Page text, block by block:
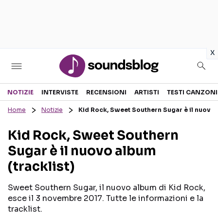
x
Sezioni
RECENSIONI MUSICALI
INTERVISTE
GOSSIP E CURIOSITÀ
TESTI CANZONI
TOUR ED EVENTI
NOTIZIE INTERVISTE RECENSIONI ARTISTI TESTI CANZONI
Home Notizie Kid Rock, Sweet Southern Sugar è il
Kid Rock, Sweet Southern
Sugar è il nuovo album
(tracklist)
Sweet Southern Sugar, il nuovo album di Kid Rock,
esce il 3 novembre 2017. Tutte le informazioni e la
tracklist.